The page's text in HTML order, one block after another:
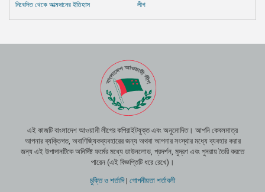
নিবেদিত থেকে আত্মদানের ইতিহাস
লীগ
এই কাজটি বাংলাদেশ আওয়ামী লীগের কপিরাইটযুক্ত এবং অনুমোদিত। আপনি কেবলমাত্র
আপনার ব্যক্তিগত, অবাণিজ্যিকব্যবহারের জন্য অথবা আপনার সংস্থার মধ্যে ব্যবহার করার
জন্য এই উপাদানটিকে অনির্দিষ্ট ফর্মের মধ্যে ডাউনলোড, প্রদর্শন, মুদ্রণ এবং পুনরায় তৈরি করতে
পারেন (এই বিজ্ঞপ্তিটি ধরে রেখে)।
চুক্তি ও শর্তাদি| গোপনীয়তা শর্তাবলী